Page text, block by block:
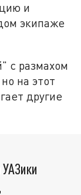
и
экипаже
с размахом
на этот
другие